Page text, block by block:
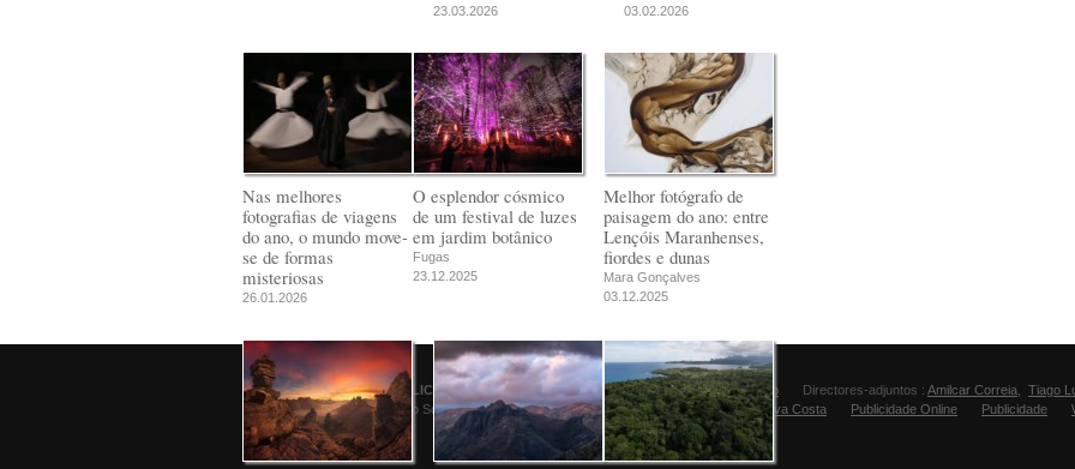
23.03.2026
03.02.2026
Nas melhores
fotografias de viagens
do ano, o mundo move-
se de formas
misteriosas
26.01.2026
O esplendor cósmico
de um festival de luzes
em jardim botânico
Fugas
23.12.2025
Melhor fotógrafo de
paisagem do ano: entre
Lençóis Maranhenses,
fiordes e dunas
Mara Gonçalves
03.12.2025
© 2026PÚBLICO
Comunicação Social SA
Director:Manuel Carvalho Directores-adjuntos : Amilcar Correia
Tiago
Editora Fugas:Sandra Silva Costa Publicidade Online Publicidade